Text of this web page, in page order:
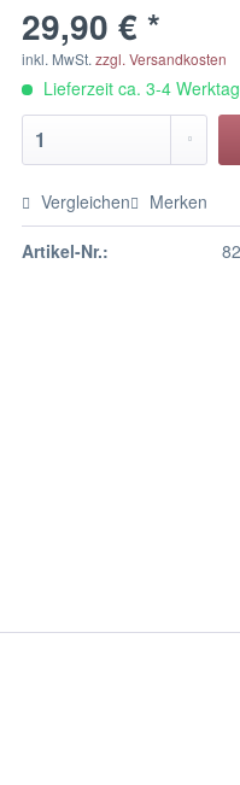
29,90 € *
inkl. MwSt.zzgl. Versandkosten
Lieferzeit ca. 3-4
Vergleichen Merken
Artikel-Nr.: